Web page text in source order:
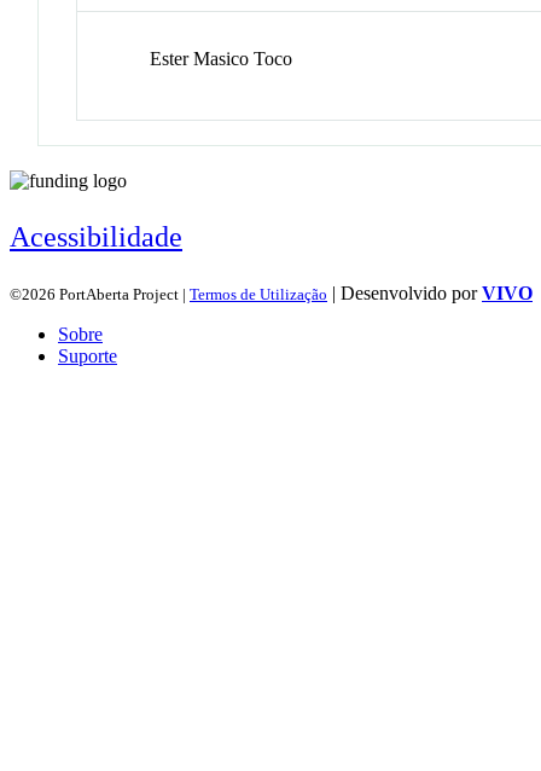
Ester Masico Toco
Acessibilidade
©2026 PortAberta Project | Termos de Utilização | Desenvolvido porVIVO
Sobre
Suporte